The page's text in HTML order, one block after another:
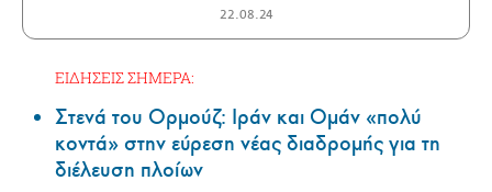
22.08.24
ΕΙΔΗΣΕΙΣ ΣΗΜΕΡΑ:
Στενά του Ορμούζ: Ιράν και Ομάν «πολύ
κοντά» στην εύρεση νέας διαδρομής για τη
διέλευση πλοίων